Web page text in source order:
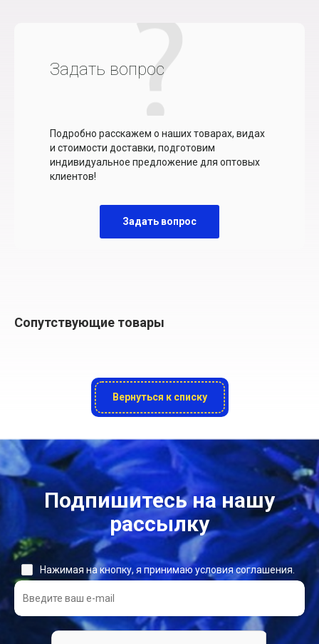
Задать вопрос
Подробно расскажем о наших товарах, видах
и стоимости доставки, подготовим
индивидуальное предложение для оптовых
клиентов!
Задать вопрос
Сопутствующие товары
Вернуться к списку
Подпишитесь на нашу
рассылку
Нажимая на кнопку, я принимаю условия соглашения.